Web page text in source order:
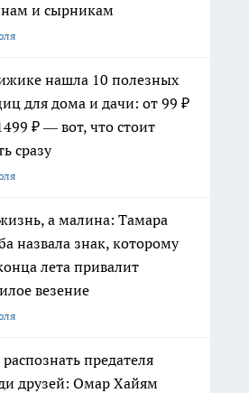
и сырникам
нашла 10 полезных
для дома и дачи: от 99 ₽
₽ — вот, что стоит
сразу
а малина: Тамара
назвала знак, которому
лета привалит
везение
предателя
друзей: Омар Хайям